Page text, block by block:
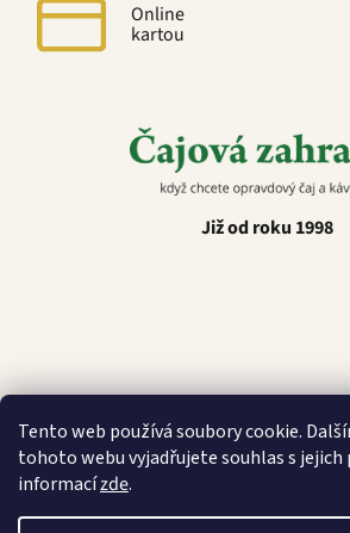
Tento web používá soubory cookie.
tohoto webu vyjadřujete souhlas s jejich
informacízde.
Online
kartou
Již od roku 1998
Latino Café